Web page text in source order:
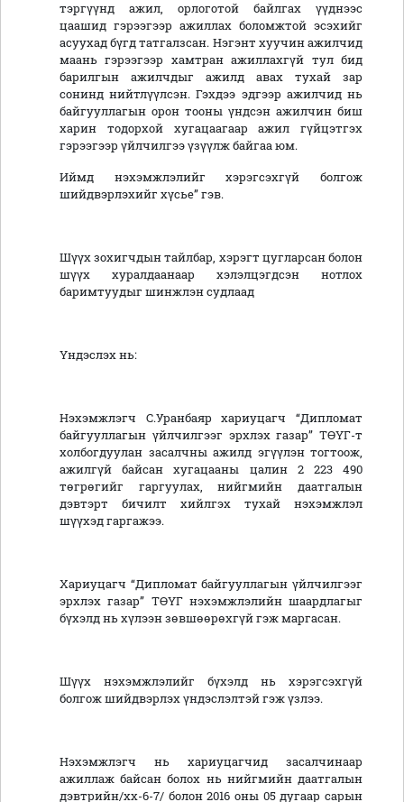
тэргүүнд ажил, орлоготой байлгах үүднээс
цаашид гэрээгээр ажиллах боломжтой эсэхийг
асуухад бүгд татгалзсан. Нэгэнт хуучин ажилчид
маань гэрээгээр хамтран ажиллахгүй тул бид
барилгын ажилчдыг ажилд авах тухай зар
сонинд нийтлүүлсэн. Гэхдээ эдгээр ажилчид нь
байгууллагын орон тооны үндсэн ажилчин биш
харин тодорхой хугацаагаар ажил гүйцэтгэх
гэрээгээр үйлчилгээ үзүүлж байгаа юм.
Иймд нэхэмжлэлийг хэрэгсэхгүй болгож
шийдвэрлэхийг хүсье” гэв.
Шүүх зохигчдын тайлбар, хэрэгт цугларсан болон
шүүх хуралдаанаар хэлэлцэгдсэн нотлох
баримтуудыг шинжлэн судлаад
Үндэслэх нь:
Нэхэмжлэгч С.Уранбаяр хариуцагч “Дипломат
байгууллагын үйлчилгээг эрхлэх газар” ТӨҮГ-т
холбогдуулан засалчны ажилд эгүүлэн тогтоож,
ажилгүй байсан хугацааны цалин 2 223 490
төгрөгийг гаргуулах, нийгмийн даатгалын
дэвтэрт бичилт хийлгэх тухай нэхэмжлэл
шүүхэд гаргажээ.
Хариуцагч “Дипломат байгууллагын үйлчилгээг
эрхлэх газар” ТӨҮГ нэхэмжлэлийн шаардлагыг
бүхэлд нь хүлээн зөвшөөрөхгүй гэж маргасан.
Шүүх нэхэмжлэлийг бүхэлд нь хэрэгсэхгүй
болгож шийдвэрлэх үндэслэлтэй гэж үзлээ.
Нэхэмжлэгч нь хариуцагчид засалчинаар
ажиллаж байсан болох нь нийгмийн даатгалын
дэвтрийн/хх-6-7/ болон 2016 оны 05 дугаар сарын